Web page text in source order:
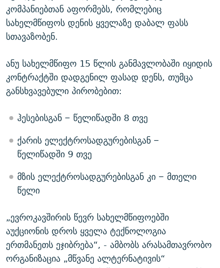
კომპანიებთან აფორმებს, რომლებიც
სახელმწიფოს დენის ყველაზე დაბალ ფასს
სთავაზობენ.
ანუ სახელმწიფო 15 წლის განმავლობაში იყიდის
კონტრაქტში დადგენილ ფასად დენს, თუმცა
განსხვავებული პირობებით:
ჰესებისგან − წელიწადში 8 თვე
ქარის ელექტროსადგურებისგან −
წელიწადში 9 თვე
მზის ელექტროსადგურებისგან კი − მთელი
წელი
„ევროკავშირის წევრ სახელმწიფოებში
აუქციონის დროს ყველა ტექნოლოგია
ერთმანეთს ეჯიბრება“, - ამბობს არასამთავრობო
ორგანიზაცია „მწვანე ალტერნატივის“